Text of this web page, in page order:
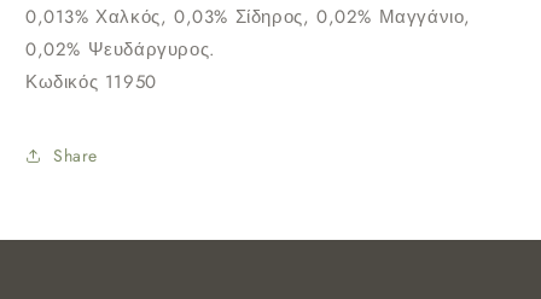
0,013% Χαλκός, 0,03% Σίδηρος, 0,02% Μαγγάνιο,
0,02% Ψευδάργυρος.
Κωδικός 11950
Share